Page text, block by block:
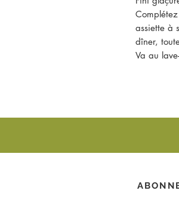
assiette à
dîner,
Va au